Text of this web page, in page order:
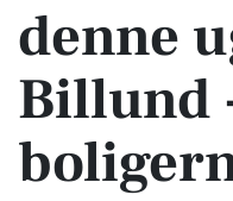
denne
Billund